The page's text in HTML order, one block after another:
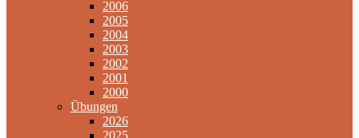
2006
2005
2004
2003
2002
2001
2000
Übungen
2026
2025